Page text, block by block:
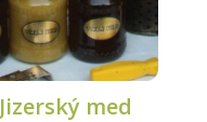
Jizerský med